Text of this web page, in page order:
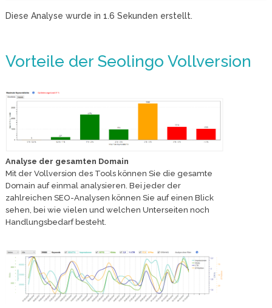
Diese Analyse wurde in 1.6 Sekunden erstellt.
Vorteile der Seolingo Vollversion
Analyse der gesamten Domain
Mit der Vollversion des Tools können Sie die gesamte
Domain auf einmal analysieren. Bei jeder der
zahlreichen SEO-Analysen können Sie auf einen Blick
sehen, bei wie vielen und welchen Unterseiten noch
Handlungsbedarf besteht.